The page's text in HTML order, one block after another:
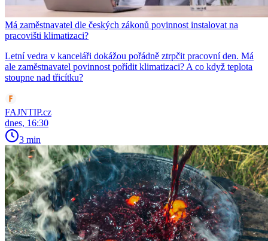
Má zaměstnavatel dle českých zákonů povinnost instalovat na
pracovišti klimatizaci?
Letní vedra v kanceláři dokážou pořádně ztrpčit pracovní den. Má
ale zaměstnavatel povinnost pořídit klimatizaci? A co když teplota
stoupne nad třicítku?
FAJNTIP.cz
dnes, 16:30
3 min